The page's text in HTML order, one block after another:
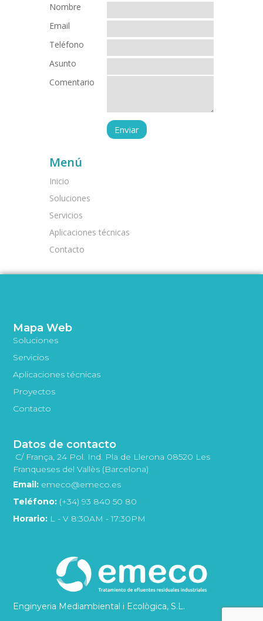
Nombre
Email
Teléfono
Asunto
Comentario
Menú
Inicio
Soluciones
Servicios
Aplicaciones técnicas
Contacto
Enginyeria Mediambiental i Ecològica, S.L.
Mapa Web
Soluciones
Servicios
Aplicaciones técnicas
Proyectos
Contacto
Datos de contacto
C/ França, 24 Pol. Ind. Pla de Llerona 08520 Les
Franqueses del Vallès (Barcelona)
Email: emeco@emeco.es
Teléfono: (+34) 93 840 50 80
Horario: L - V 8:30AM - 17:30PM